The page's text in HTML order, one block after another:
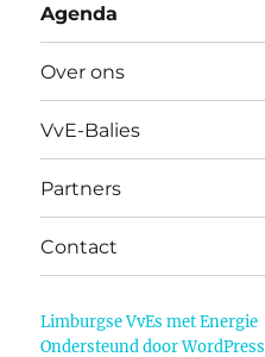
Agenda
Over ons
VvE-Balies
Partners
Contact
Limburgse VvEs met Energie
Ondersteund door WordPress